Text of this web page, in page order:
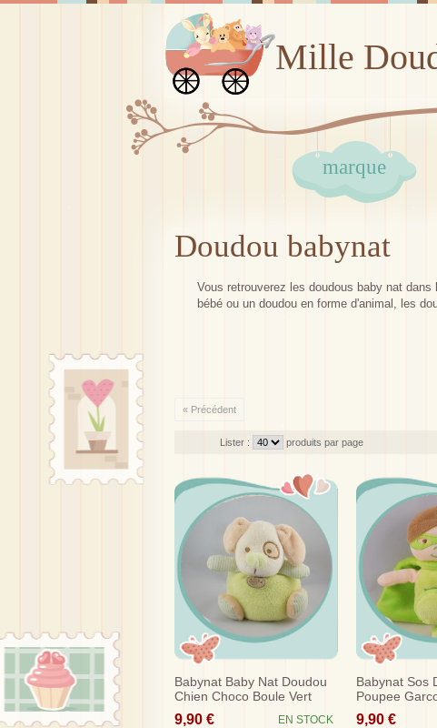
Mille
marque
Doudou babynat
Vous retrouverez les doudous baby nat
bébé ou un doudou en forme d'animal, les
« Précédent
Lister : produits par page
Babynat Baby Nat Doudou
Chien Choco Boule Vert
Beige
9,90 € EN STOCK
Babynat Sos
Poupee
Heros Cape
9,90 €